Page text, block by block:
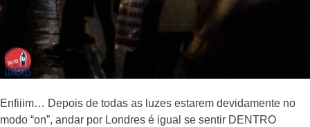
Enfiiim… Depois de todas as luzes estarem devidamente no
modo “on”, andar por Londres é igual se sentir DENTRO